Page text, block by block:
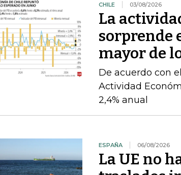
CHILE 03/08/2026
La
sorprende
mayor de
De acuerdo con
Actividad
2,4% anual
ESPAÑA 06/08/2026
La UE no